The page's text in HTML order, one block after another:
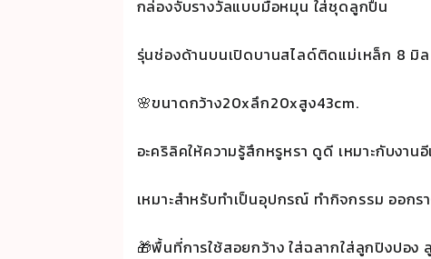
กล่องจับรางวัลแบบมือหมุน ใส่ชุดลูกปืน
รุ่นช่องด้านบนเปิดบานสไลด์ติดแม่เหล็ก 8 มิล
🌸ขนาดกว้าง20xลึก20xสูง43cm.
อะคริลิคให้ความรู้สึกหรูหรา ดูดี เหมาะกับงา
เหมาะสำหรับทำเป็นอุปกรณ์ ทำกิจกรรม ออก
🎁พื้นที่การใช้สอยกว้าง ใส่ฉลากใส่ลูกปิงปอง